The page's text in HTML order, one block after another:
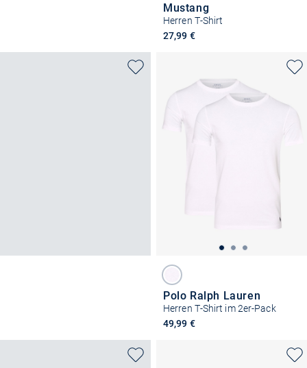
Mustang
Herren T-Shirt
27,99 €
Polo Ralph Lauren
Herren T-Shirt im 2er-Pack
49,99 €